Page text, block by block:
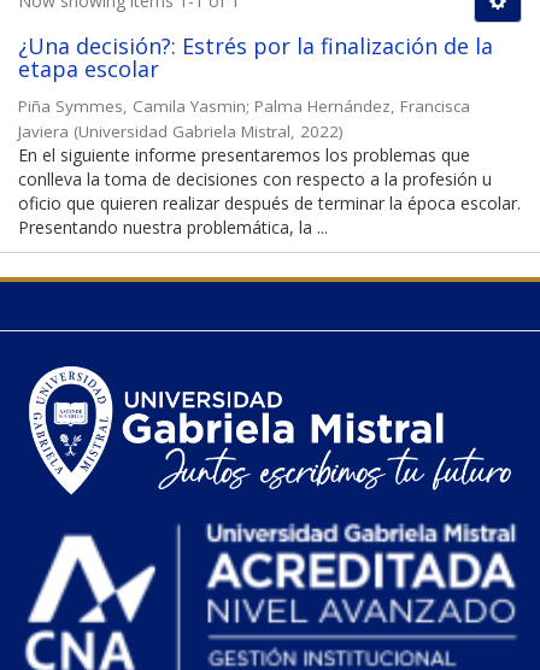
¿Una decisión?: Estrés por la finalización de la
etapa escolar
Piña Symmes, Camila Yasmin; Palma Hernández, Francisca
Javiera (Universidad Gabriela Mistral, 2022)
En el siguiente informe presentaremos los problemas que
conlleva la toma de decisiones con respecto a la profesión u
oficio que quieren realizar después de terminar la época escolar.
Presentando nuestra problemática, la ...